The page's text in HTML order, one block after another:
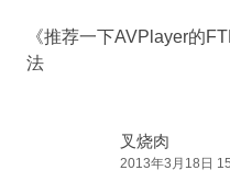
《推荐一下AVPlayer的
法
叉烧肉
2013年3月18日